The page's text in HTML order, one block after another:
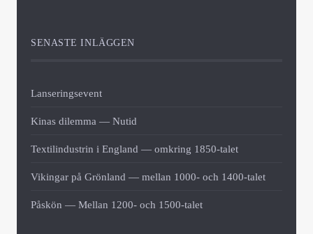
SENASTE INLÄGGEN
Lanseringsevent
Kinas dilemma — Nutid
Textilindustrin i England — omkring 1850-talet
Vikingar på Grönland — mellan 1000- och 1400-talet
Påskön — Mellan 1200- och 1500-talet